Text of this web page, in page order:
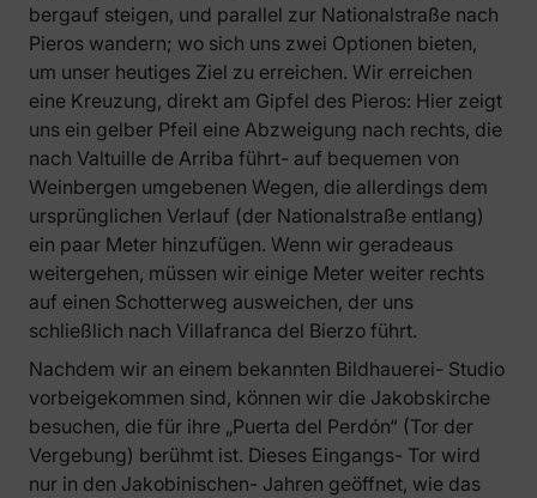
bergauf steigen, und parallel zur Nationalstraße nach
Pieros wandern; wo sich uns zwei Optionen bieten,
um unser heutiges Ziel zu erreichen. Wir erreichen
eine Kreuzung, direkt am Gipfel des Pieros: Hier zeigt
uns ein gelber Pfeil eine Abzweigung nach rechts, die
nach Valtuille de Arriba führt- auf bequemen von
Weinbergen umgebenen Wegen, die allerdings dem
ursprünglichen Verlauf (der Nationalstraße entlang)
ein paar Meter hinzufügen. Wenn wir geradeaus
weitergehen, müssen wir einige Meter weiter rechts
auf einen Schotterweg ausweichen, der uns
schließlich nach Villafranca del Bierzo führt.
Nachdem wir an einem bekannten Bildhauerei- Studio
vorbeigekommen sind, können wir die Jakobskirche
besuchen, die für ihre „Puerta del Perdón“ (Tor der
Vergebung) berühmt ist. Dieses Eingangs- Tor wird
nur in den Jakobinischen- Jahren geöffnet, wie das